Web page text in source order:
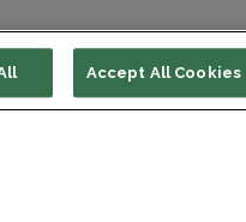
Accept All Cookies